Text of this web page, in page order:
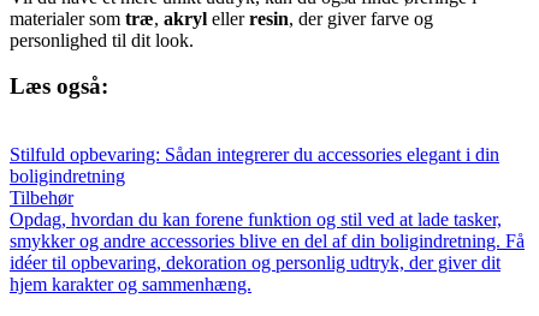
materialer som træ, akryl ellerresin, der giver farve og
personlighed til dit look.
Læs også:
Stilfuld opbevaring: Sådan integrerer du accessories elegant i din
boligindretning
Tilbehør
Opdag, hvordan du kan forene funktion og stil ved at lade tasker,
smykker og andre accessories blive en del af din boligindretning. Få
idéer til opbevaring, dekoration og personlig udtryk, der giver dit
hjem karakter og sammenhæng.